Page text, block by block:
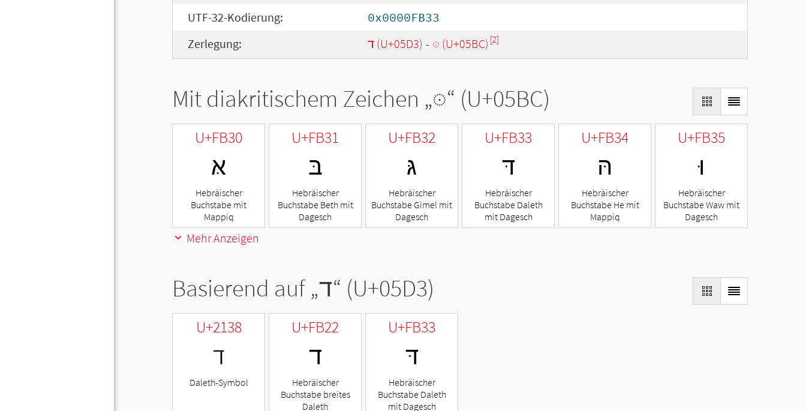
UTF-32-Kodierung:
0x0000FB33
Zerlegung:
ד (U+05D3) - ◌ּ (U+05BC) [2]
Mit diakritischem Zeichen „◌ּ“ (U+05BC)
U+FB30
אּ
Hebräischer
Buchstabe mit
Mappiq
U+FB31
בּ
Hebräischer
Buchstabe Beth mit
Dagesch
U+FB32
גּ
Hebräischer
Buchstabe Gimel mit
Dagesch
U+FB33
דּ
Hebräischer
Buchstabe Daleth
mit Dagesch
U+FB34
הּ
Hebräischer
Buchstabe He mit
Mappiq
U+FB35
וּ
Hebräischer
Buchstabe Waw mit
Dagesch
Mehr Anzeigen
Basierend auf „ד“ (U+05D3)
U+2138
ℸ
Daleth-Symbol
U+FB22
ﬢ
Hebräischer
Buchstabe breites
Daleth
U+FB33
דּ
Hebräischer
Buchstabe Daleth
mit Dagesch